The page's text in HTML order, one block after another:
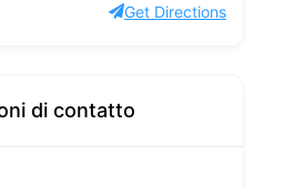
Get Directions
di contatto